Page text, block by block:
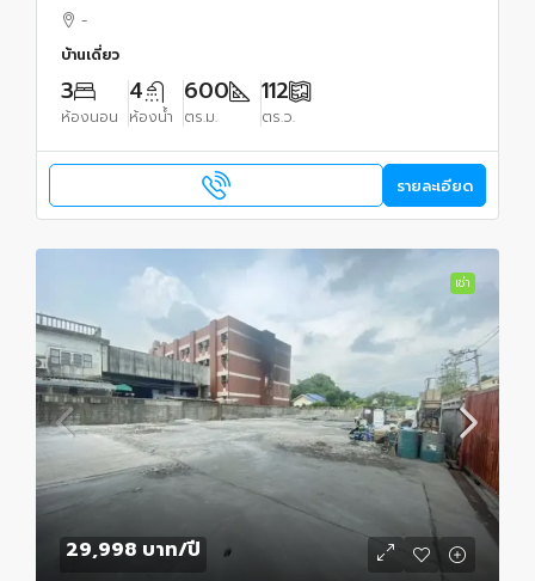
-
บ้านเดี่ยว
3
ห้องนอน
4
ห้องน้ำ
600
ตร.ม.
112
ตร.ว.
รายละเอียด
เช่า
29,998 บาท/ปี